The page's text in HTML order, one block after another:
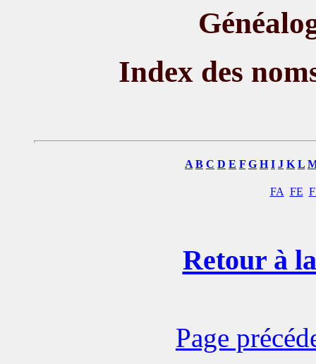
Index des
A B C D E F G H I J K L
FA FE
Retour à
Page